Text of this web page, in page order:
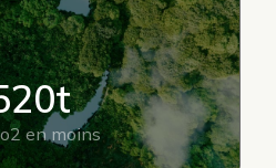
en moins